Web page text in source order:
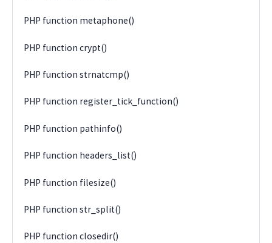
PHP function metaphone()
PHP function crypt()
PHP function strnatcmp()
PHP function register_tick_function()
PHP function pathinfo()
PHP function headers_list()
PHP function filesize()
PHP function str_split()
PHP function closedir()